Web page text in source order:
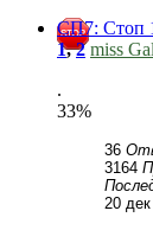
СП7: Стоп
1,2 miss
.
33%
36
3164
20